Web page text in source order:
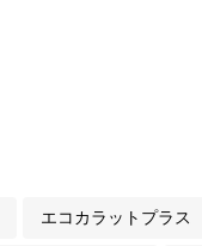
エコカラットプラス